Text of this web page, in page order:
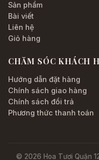
Sản phẩm
Bài viết
Liên hệ
Giỏ hàng
CHĂM SÓC KHÁCH
Hướng dẫn đặt hàng
Chính sách giao hàng
Chính sách đổi trả
Phương thức thanh toán
© 2026 Hoa Tươi Quận